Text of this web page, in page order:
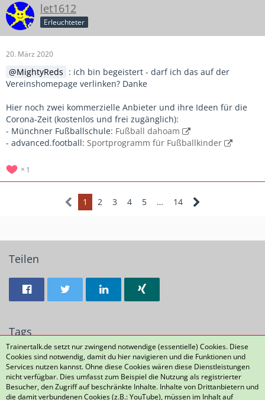
let1612
Erleuchteter
20. März 2020
MightyReds : ich bin begeistert - darf ich das auf der
Vereinshomepage verlinken? Danke
Hier noch zwei kommerzielle Anbieter und ihre Ideen für die
Corona-Zeit (kostenlos und frei zugänglich):
- Münchner Fußballschule: Fußball dahoam
- advanced.football: Sportprogramm für Fußballkinder
1
1 2 3 4 5 … 14
Teilen
Tags
Kickshit-Challange kickshit 34
Trainertalk.de setzt nur zwingend notwendige (essentielle) Cookies. Diese
Cookies sind notwendig, damit du hier navigieren und die Funktionen und
Services nutzen kannst. Ohne diese Cookies wären diese Dienstleistungen
nicht verfügbar. Dies umfasst zum Beispiel die Nutzung als registrierter
Besucher, den Zugriff auf beschränkte Inhalte. Inhalte von Drittanbietern und
die damit verbundenen Cookies (z.B.: YouTube), müssen im Inhalt auf